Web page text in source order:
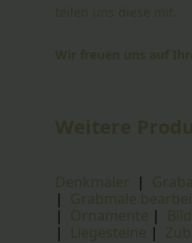
teilen uns diese mit.
Wir freuen uns auf
Weitere
Denkmäler |
| Grabmale
| Ornamente |
| Liegesteine |